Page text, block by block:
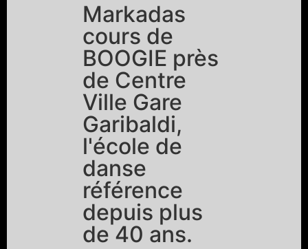
Markadas
cours de
BOOGIE près
de Centre
Ville Gare
Garibaldi,
l'école de
danse
référence
depuis plus
de 40 ans.